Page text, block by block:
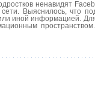
ненавидят
сети. Выяснилось, что
иной информацией.